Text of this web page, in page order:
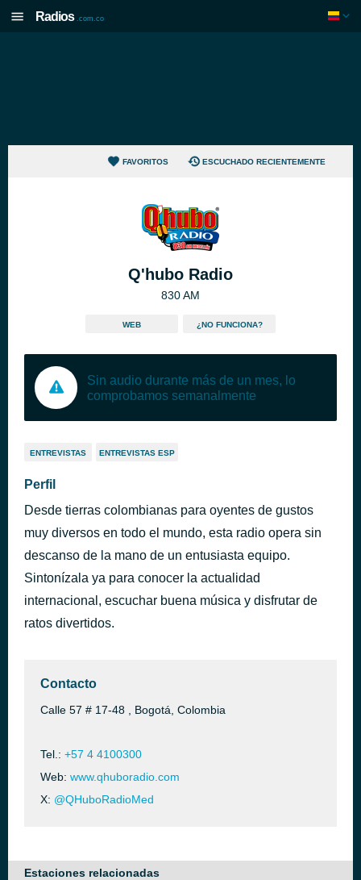
Radios .com.co
FAVORITOS ESCUCHADO RECIENTEMENTE
Q'hubo Radio
830 AM
WEB ¿NO FUNCIONA?
Sin audio durante más de un mes, lo
comprobamos semanalmente
ENTREVISTAS ENTREVISTAS ESP
Perfil
Desde tierras colombianas para oyentes de gustos
muy diversos en todo el mundo, esta radio opera sin
descanso de la mano de un entusiasta equipo.
Sintonízala ya para conocer la actualidad
internacional, escuchar buena música y disfrutar de
ratos divertidos.
Contacto
Calle 57 # 17-48 , Bogotá, Colombia
Tel.: +57 4 4100300
Web: www.qhuboradio.com
X: @QHuboRadioMed
Estaciones relacionadas